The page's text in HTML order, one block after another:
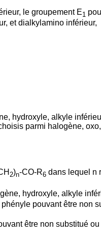
le groupement E1
et dialkylamino inférieur,
hydroxyle, alkyle
parmi halogène,
2)n-CO-R6 dans lequel n
hydroxyle, alkyle
pouvant être non
être non substitué